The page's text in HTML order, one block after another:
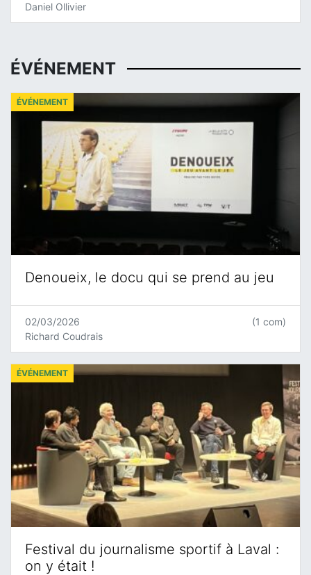
Daniel Ollivier
ÉVÉNEMENT
Denoueix, le docu qui se prend au jeu
ÉVÉNEMENT
02/03/2026
Richard Coudrais
(1 com)
Festival du journalisme sportif à Laval :
on y était !
ÉVÉNEMENT